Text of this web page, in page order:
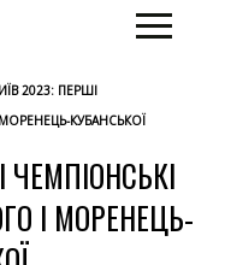
2023: ПЕРШІ
КУБАНСЬКОЇ
І МОРЕНЕЦЬ-